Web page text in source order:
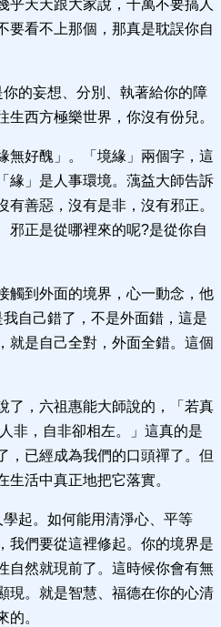
乎天天跟大家說，千萬不要搞人
要看不上那個，那真是耽誤你自
的妄想、分別、執著給你的障
西方極樂世界，你沒有份兒。
無好醜」。「境緣」兩個字，這
緣」是人事環境。蕅益大師告訴
善惡，沒有是非，沒有邪正。
邪正是從哪裡來的呢?是從你自
觸到外面的境界，心一動念，他
自己錯了，不是外面錯，這是
就是自己全對，外面全錯。這個
了，六祖惠能大師說的，「若真
非，自非卻相左。」這真的是
，已經成為我們的口頭禪了。但
生活中真正地把它落實。
起。如何能用清淨心、平等
我們要從這裡修起。你的境界是
自然就現前了。這時候你會有無
現。就是智慧、福德在你的心清
的。